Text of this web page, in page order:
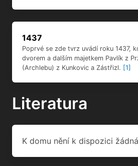
1437
Poprvé se zde tvrz uvádí roku 1437,
dvorem a dalším majetkem Pavlík z
(Archlebu) z Kunkovic a Zástřizl. [1]
Literatura
K domu nění k dispozici